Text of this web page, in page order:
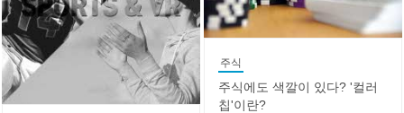
주식
주식에도 색깔이 있다? '컬러
칩'이란?